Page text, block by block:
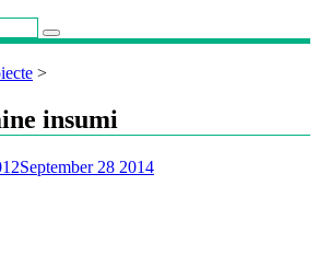
>
insumi
September 28 2014